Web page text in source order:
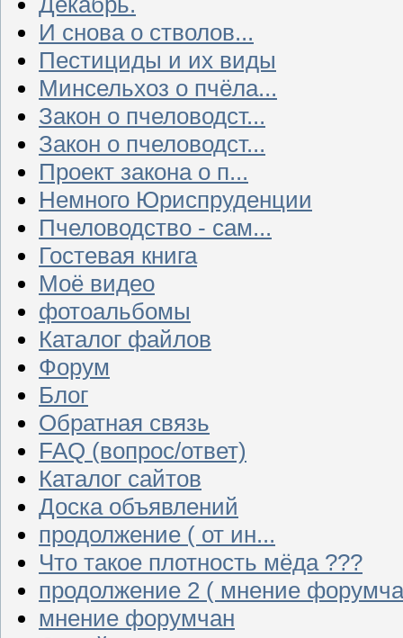
И снова о стволов...
Пестициды и их виды
Минсельхоз о пчёла...
Закон о пчеловодст...
Закон о пчеловодст...
Проект закона о п...
Немного Юриспруденции
Пчеловодство - сам...
Гостевая книга
Моё видео
фотоальбомы
Каталог файлов
Форум
Блог
Обратная связь
FAQ (вопрос/ответ)
Каталог сайтов
Доска объявлений
продолжение ( от ин...
Что такое плотность мёда ???
продолжение 2 ( мнение
мнение форумчан